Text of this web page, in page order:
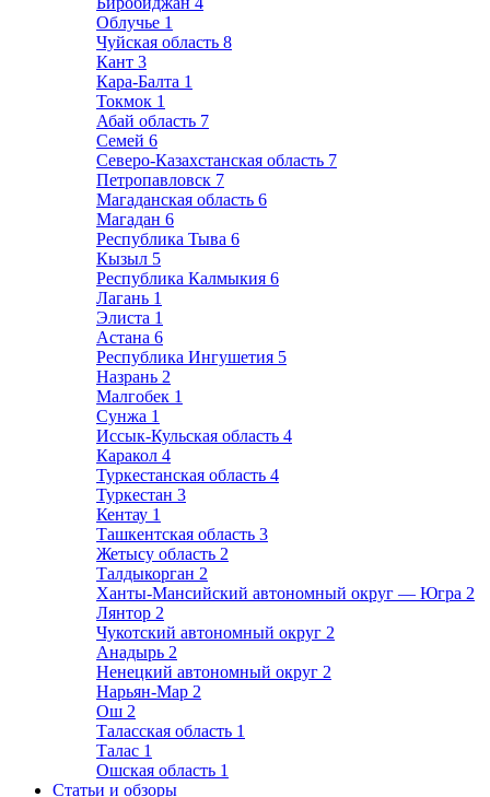
Облучье 1
Чуйская область 8
Кант 3
Кара-Балта 1
Токмок 1
Абай область 7
Семей 6
Северо-Казахстанская область 7
Петропавловск 7
Магаданская область 6
Магадан 6
Республика Тыва 6
Кызыл 5
Республика Калмыкия 6
Лагань 1
Элиста 1
Астана 6
Республика Ингушетия 5
Назрань 2
Малгобек 1
Сунжа 1
Иссык-Кульская область 4
Каракол 4
Туркестанская область 4
Туркестан 3
Кентау 1
Ташкентская область 3
Жетысу область 2
Талдыкорган 2
Ханты-Мансийский автономный округ — Югра 2
Лянтор 2
Чукотский автономный округ 2
Анадырь 2
Ненецкий автономный округ 2
Нарьян-Мар 2
Ош 2
Таласская область 1
Талас 1
Ошская область 1
Статьи и обзоры